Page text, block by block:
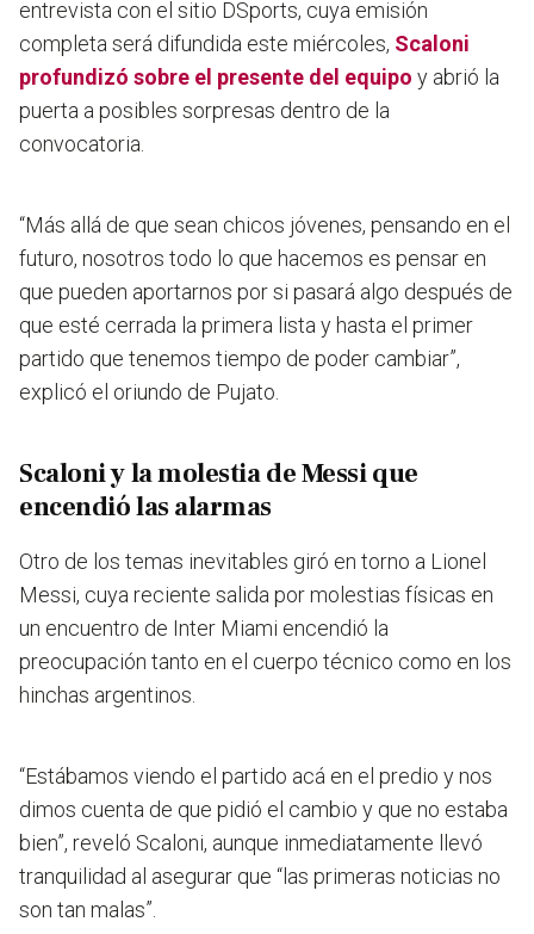
entrevista con el sitio DSports, cuya emisión
completa será difundida este miércoles, Scaloni
profundizó sobre el presente del equipo y abrió la
puerta a posibles sorpresas dentro de la
convocatoria.
“Más allá de que sean chicos jóvenes, pensando en el
futuro, nosotros todo lo que hacemos es pensar en
que pueden aportarnos por si pasará algo después de
que esté cerrada la primera lista y hasta el primer
partido que tenemos tiempo de poder cambiar”,
explicó el oriundo de Pujato.
Scaloni y la molestia de Messi que
encendió las alarmas
Otro de los temas inevitables giró en torno a Lionel
Messi, cuya reciente salida por molestias físicas en
un encuentro de Inter Miami encendió la
preocupación tanto en el cuerpo técnico como en los
hinchas argentinos.
“Estábamos viendo el partido acá en el predio y nos
dimos cuenta de que pidió el cambio y que no estaba
bien”, reveló Scaloni, aunque inmediatamente llevó
tranquilidad al asegurar que “las primeras noticias no
son tan malas”.